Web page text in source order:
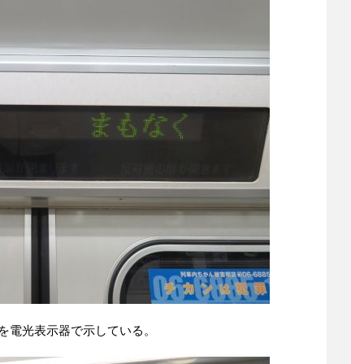
光表示器で示している。